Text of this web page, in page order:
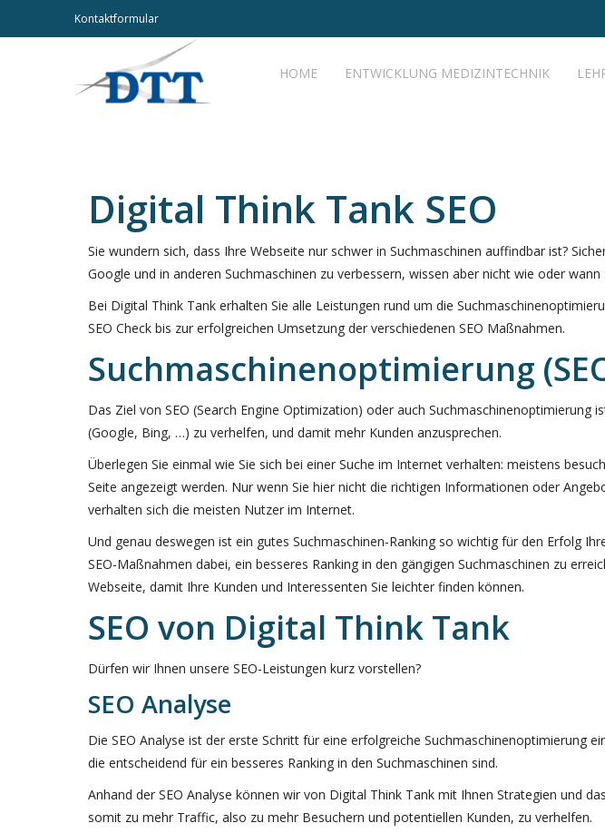
Kontaktformular
HOME ENTWICKLUNG MEDIZINTECHNIK
Digital Think Tank SEO
Sie wundern sich, dass Ihre Webseite nur schwer in Suchmaschinen auffindbar ist?
Google und in anderen Suchmaschinen zu verbessern, wissen aber nicht wie oder
Bei Digital Think Tank erhalten Sie alle Leistungen rund um die
SEO Check bis zur erfolgreichen Umsetzung der verschiedenen SEO Maßnahmen.
Suchmaschinenoptimierung
Das Ziel von SEO (Search Engine Optimization) oder auch
(Google, Bing, …) zu verhelfen, und damit mehr Kunden anzusprechen.
Überlegen Sie einmal wie Sie sich bei einer Suche im Internet verhalten: meistens
Seite angezeigt werden. Nur wenn Sie hier nicht die richtigen Informationen oder
verhalten sich die meisten Nutzer im Internet.
Und genau deswegen ist ein gutes Suchmaschinen-Ranking so wichtig für den Erfolg
SEO-Maßnahmen dabei, ein besseres Ranking in den gängigen Suchmaschinen zu
Webseite, damit Ihre Kunden und Interessenten Sie leichter finden können.
SEO von Digital Think Tank
Dürfen wir Ihnen unsere SEO-Leistungen kurz vorstellen?
SEO Analyse
Die SEO Analyse ist der erste Schritt für eine erfolgreiche Suchmaschinenoptimierung
die entscheidend für ein besseres Ranking in den Suchmaschinen sind.
Anhand der SEO Analyse können wir von Digital Think Tank mit Ihnen Strategien und
somit zu mehr Traffic, also zu mehr Besuchern und potentiellen Kunden, zu verhelfen.